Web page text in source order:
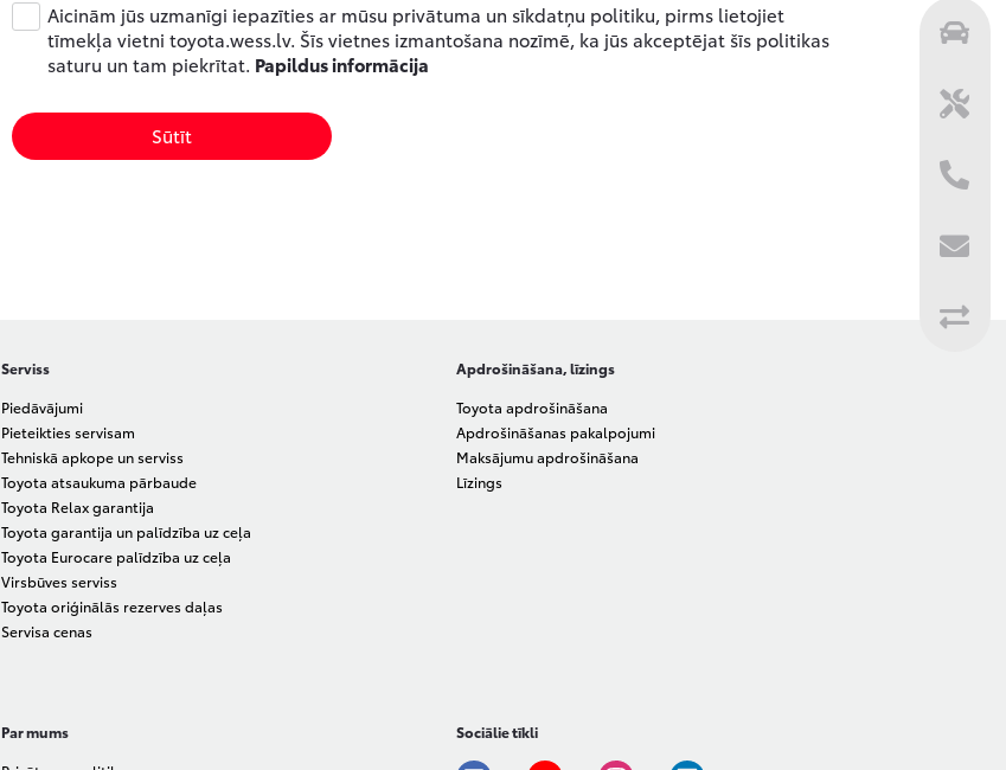
Aicinām jūs uzmanīgi iepazīties ar mūsu privātuma un sīkdatņu politiku, pirms lietojiet
tīmekļa vietni toyota.wess.lv. Šīs vietnes izmantošana nozīmē, ka jūs akceptējat šīs politikas
saturu un tam piekrītat. Papildus informācija
Sūtīt
Serviss
Piedāvājumi
Pieteikties servisam
Tehniskā apkope un serviss
Toyota atsaukuma pārbaude
Toyota Relax garantija
Toyota garantija un palīdzība uz ceļa
Toyota Eurocare palīdzība uz ceļa
Virsbūves serviss
Toyota oriģinālās rezerves daļas
Servisa cenas
Apdrošināšana, līzings
Toyota apdrošināšana
Apdrošināšanas pakalpojumi
Maksājumu apdrošināšana
Līzings
Par mums
Sociālie tīkli